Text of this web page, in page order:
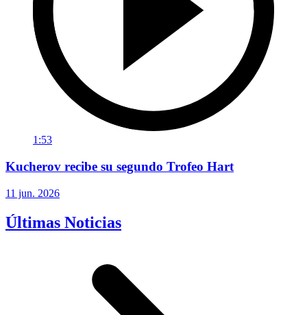
1:53
Kucherov recibe su segundo Trofeo Hart
11 jun. 2026
Últimas Noticias